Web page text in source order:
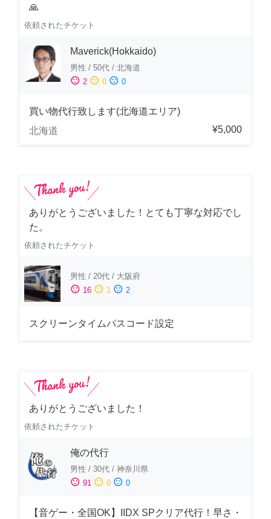
🙏
依頼されたチケット
Maverick(Hokkaido)
男性 / 50代 / 北海道
sentiment_satisfied 2 sentiment_neutral 0 sentiment_dissatisfied 0
買い物代行致します(北海道エリア)
北海道
¥5,000
ありがとうございました！とても丁寧な対応でし
た。
依頼されたチケット
男性 / 20代 / 大阪府
sentiment_satisfied 16 sentiment_neutral 1 sentiment_dissatisfied 2
スクリーンタイムパスコード設定
ありがとうございました！
依頼されたチケット
俺の代行
男性 / 30代 / 神奈川県
sentiment_satisfied 91 sentiment_neutral 0 sentiment_dissatisfied 0
【音ゲー・全国OK】IIDX SPクリア代行！早さ・